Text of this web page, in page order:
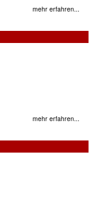
mehr erfahren...
mehr erfahren...